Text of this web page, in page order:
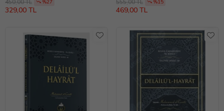
450,00 TL %27
329,00 TL
555,00 TL %15
469,00 TL